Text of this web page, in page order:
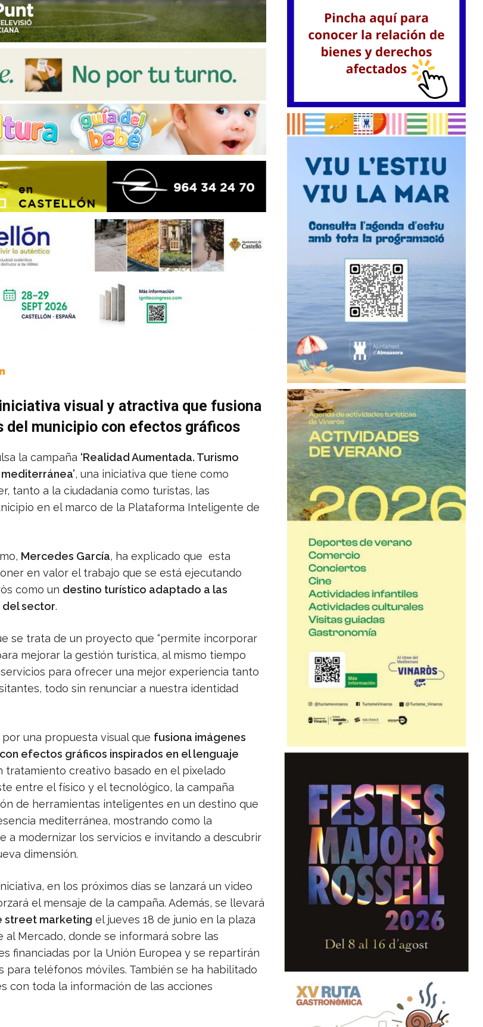
visual y atractiva que fusiona
del municipio con efectos gráficos
la campaña ‘Realidad Aumentada. Turismo
, una iniciativa que tiene como
tanto a la ciudadanía como turistas, las
en el marco de la Plataforma Inteligente de
Mercedes García, ha explicado que esta
en valor el trabajo que se está ejecutando
como un destino turístico adaptado a las
del sector.
se trata de un proyecto que “permite incorporar
mejorar la gestión turística, al mismo tiempo
para ofrecer una mejor experiencia tanto
todo sin renunciar a nuestra identidad
una propuesta visual que fusiona imágenes
efectos gráficos inspirados en el lenguaje
tratamiento creativo basado en el pixelado
entre el físico y el tecnológico, la campaña
de herramientas inteligentes en un destino que
mediterránea, mostrando como la
a modernizar los servicios e invitando a descubrir
dimensión.
en los próximos días se lanzará un video
el mensaje de la campaña. Además, se llevará
street marketing el jueves 18 de junio en la plaza
al Mercado, donde se informará sobre las
financiadas por la Unión Europea y se repartirán
para teléfonos móviles. También se ha habilitado
con toda la información de las acciones